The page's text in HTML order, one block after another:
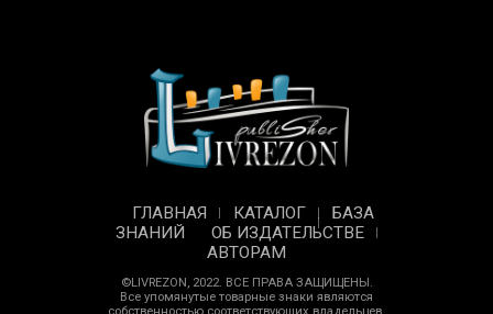
ГЛАВНАЯ КАТАЛОГ
БАЗА
ЗНАНИЙ
ОБ ИЗДАТЕЛЬСТВЕ
АВТОРАМ
©LIVREZON, 2022. ВСЕ ПРАВА ЗАЩИЩЕНЫ.
Все упомянутые товарные знаки являются